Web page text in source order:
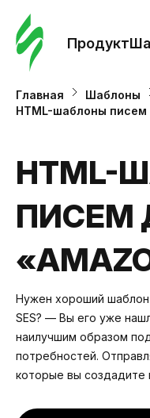
Продукт
Главная
Шаблоны
HTML-шаблоны писем
HTML-
ПИСЕМ
Нужен хороший шаблон
SES? — Вы его уже
наилучшим образом
потребностей.
которые вы создадите